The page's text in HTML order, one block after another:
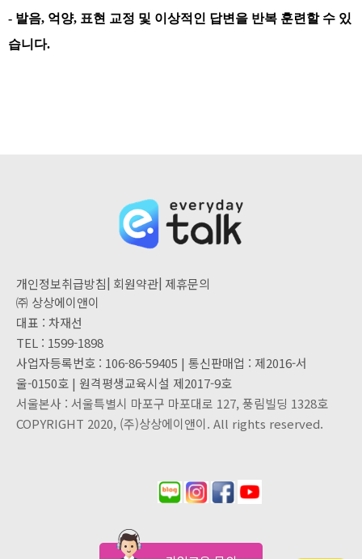
- 발음, 억양, 표현 교정 및 이상적인 답변을 반복 훈련할 수 있
습니다.
개인정보취급방침| 회원약관| 제휴문의
㈜ 상상에이앤이
대표 : 차재선
TEL : 1599-1898
사업자등록번호 : 106-86-59405 | 통신판매업 : 제2016-서
울-0150호 | 원격평생교육시설 제2017-9호
서울본사 : 서울특별시 마포구 마포대로 127, 풍림빌딩 1328호
COPYRIGHT 2020, (주)상상에이앤이. All rights reserved.